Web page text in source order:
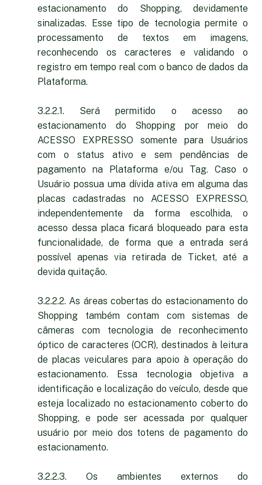
estacionamento do Shopping, devidamente
sinalizadas. Esse tipo de tecnologia permite o
processamento de textos em imagens,
reconhecendo os caracteres e validando o
registro em tempo real com o banco de dados da
Plataforma.
3.2.2.1. Será permitido o acesso ao
estacionamento do Shopping por meio do
ACESSO EXPRESSO somente para Usuários
com o status ativo e sem pendências de
pagamento na Plataforma e/ou Tag. Caso o
Usuário possua uma dívida ativa em alguma das
placas cadastradas no ACESSO EXPRESSO,
independentemente da forma escolhida, o
acesso dessa placa ficará bloqueado para esta
funcionalidade, de forma que a entrada será
possível apenas via retirada de Ticket, até a
devida quitação.
3.2.2.2. As áreas cobertas do estacionamento do
Shopping também contam com sistemas de
câmeras com tecnologia de reconhecimento
óptico de caracteres (OCR), destinados à leitura
de placas veiculares para apoio à operação do
estacionamento. Essa tecnologia objetiva a
identificação e localização do veículo, desde que
esteja localizado no estacionamento coberto do
Shopping, e pode ser acessada por qualquer
usuário por meio dos totens de pagamento do
estacionamento.
3.2.2.3. Os ambientes externos do